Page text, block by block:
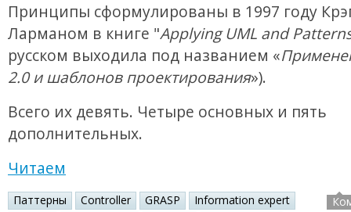
Принципы сформулированы в 1997 году
Ларманом в книге "Applying UML and
русском выходила под названием «
2.0 и шаблонов проектирования»).
Всего их девять. Четыре основных и пять
дополнительных.
Читаем
Паттерны Controller GRASP
Information expert